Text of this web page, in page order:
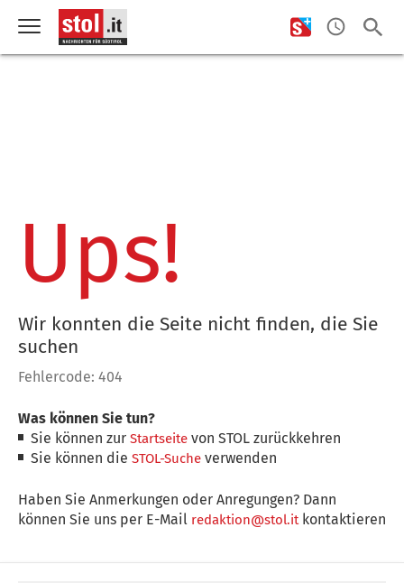
Ups!
Wir konnten die Seite nicht finden, die Sie
suchen
Fehlercode: 404
Was können Sie tun?
Sie können zurStartseite von STOL zurückkehren
Sie können dieSTOL-Suche verwenden
Haben Sie Anmerkungen oder Anregungen? Dann
können Sie uns per E-Mail redaktion@stol.itkontaktieren